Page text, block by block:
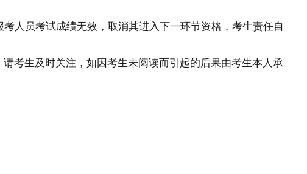
人员考试成绩无效，取消其进入下一环节资格，考生责任自
考生及时关注，如因考生未阅读而引起的后果由考生本人承